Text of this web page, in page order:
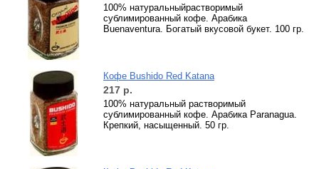
100% натуральныйрастворимый
сублимированный кофе. Арабика
Buenaventura. Богатый вкусовой букет. 100 гр.
Кофе Bushido Red Katana
217 р.
100% натуральный растворимый
сублимированный кофе. Арабика Paranagua.
Крепкий, насыщенный. 50 гр.